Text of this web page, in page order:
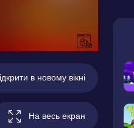
в новому вікні
На весь екран